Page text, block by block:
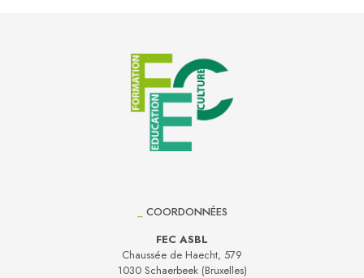
COORDONNÉES
FEC ASBL
Chaussée de Haecht, 579
1030 Schaerbeek (Bruxelles)